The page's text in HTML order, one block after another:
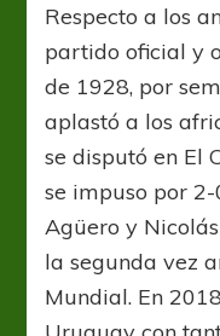
Respecto a los
partido oficial y
de 1928, por
aplastó a los
se disputó en El
se impuso por
Agüero y
la segunda vez
Mundial. En